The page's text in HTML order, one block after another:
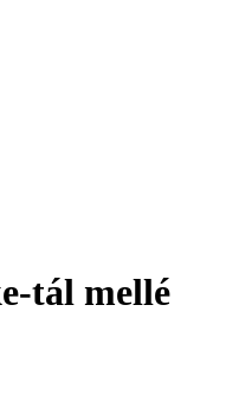
tál mellé